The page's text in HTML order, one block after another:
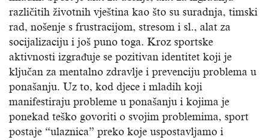
različitih životnih vještina kao što su suradnja, timski
rad, nošenje s frustracijom, stresom i sl., alat za
socijalizaciju i još puno toga. Kroz sportske
aktivnosti izgrađuje se pozitivan identitet koji je
ključan za mentalno zdravlje i prevenciju problema u
ponašanju. Uz to, kod djece i mladih koji
manifestiraju probleme u ponašanju i kojima je
ponekad teško govoriti o svojim problemima, sport
postaje “ulaznica” preko koje uspostavljamo i